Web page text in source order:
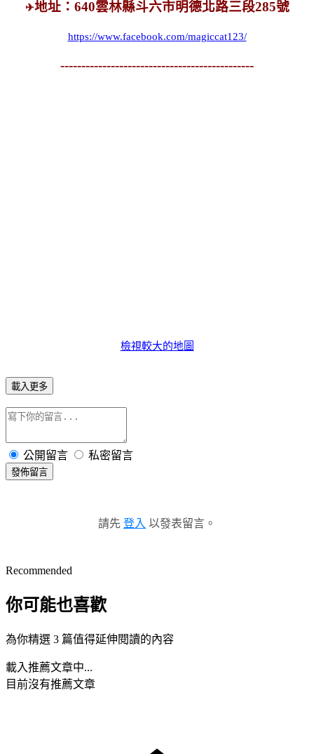
✈地址：640雲林縣斗六市明德北路三段285號
https://www.facebook.com/magiccat123/
----------------------------------------------
檢視較大的地圖
載入更多
公開留言 私密留言
發佈留言
請先 登入 以發表留言。
Recommended
你可能也喜歡
為你精選 3 篇值得延伸閱讀的內容
載入推薦文章中...
目前沒有推薦文章